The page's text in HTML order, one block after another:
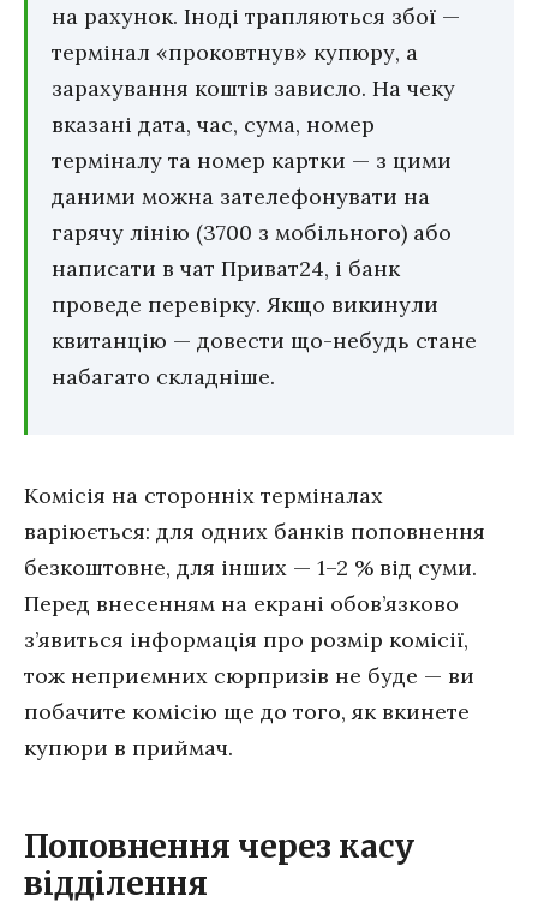
на рахунок. Іноді трапляються збої —
термінал «проковтнув» купюру, а
зарахування коштів зависло. На чеку
вказані дата, час, сума, номер
терміналу та номер картки — з цими
даними можна зателефонувати на
гарячу лінію (3700 з мобільного) або
написати в чат Приват24, і банк
проведе перевірку. Якщо викинули
квитанцію — довести що-небудь стане
набагато складніше.
Комісія на сторонніх терміналах
варіюється: для одних банків поповнення
безкоштовне, для інших — 1–2 % від суми.
Перед внесенням на екрані обов’язково
з’явиться інформація про розмір комісії,
тож неприємних сюрпризів не буде — ви
побачите комісію ще до того, як вкинете
купюри в приймач.
Поповнення через касу
відділення